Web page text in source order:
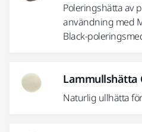
Poleringshätta av
användning med
Black-
Lammullshätta
Naturlig ullhätta